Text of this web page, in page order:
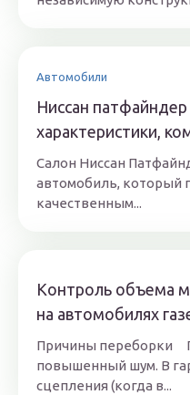
Автомобили
Ниссан
характеристики,
Салон Ниссан
автомобиль, который
качественным...
Контроль объема
на автомобилях
Причины переборки
повышенный шум. В
сцепления (когда в...